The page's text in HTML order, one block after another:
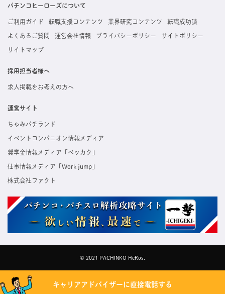
た内容はすぐに直接事業所に届くためスムーズに転職・復職できます。
パチンコヒーローズについて
ご利用ガイド 転職支援コンテンツ 業界研究コンテンツ 転職成功談
よくあるご質問 運営会社情報 プライバシーポリシー サイトポリシー
サイトマップ
採用担当者様へ
求人掲載をお考えの方へ
運営サイト
ちゃみパチランド
イベントコンパニオン情報メディア
奨学金情報メディア「ベッカク」
仕事情報メディア「Work jump」
株式会社ファクト
© 2021 PACHINKO HeRos.
キャリアアドバイザーに直接電話する